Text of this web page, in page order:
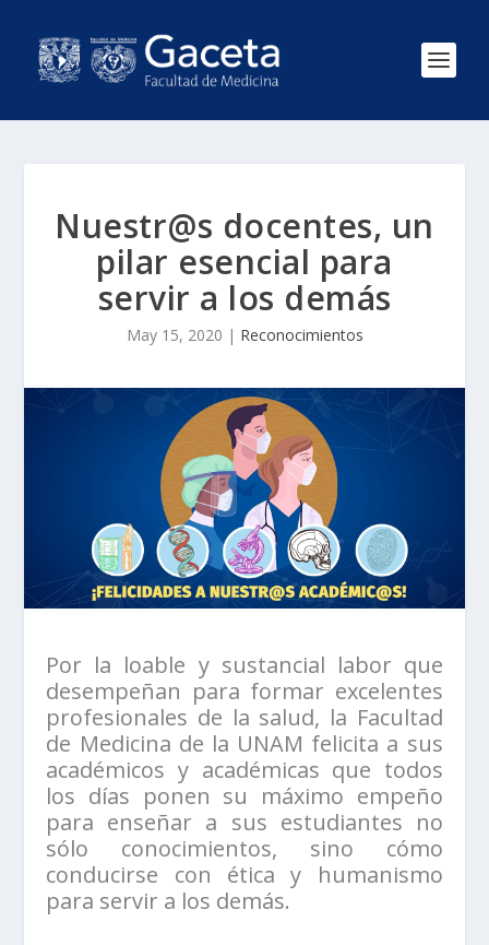
Nuestr@s docentes, un
pilar esencial para
servir a los demás
May 15, 2020 | Reconocimientos
Por la loable y sustancial labor que
desempeñan para formar excelentes
profesionales de la salud, la Facultad
de Medicina de la UNAM felicita a sus
académicos y académicas que todos
los días ponen su máximo empeño
para enseñar a sus estudiantes no
sólo conocimientos, sino cómo
conducirse con ética y humanismo
para servir a los demás.